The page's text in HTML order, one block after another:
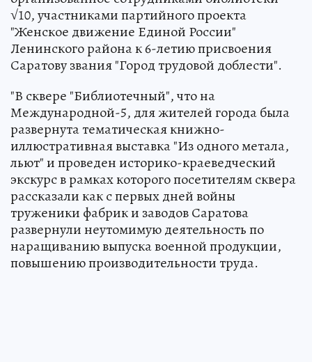
√10, участниками партийного проекта
"Женское движение Единой России"
Ленинского района к 6-летию присвоения
Саратову звания "Город трудовой доблести".
"В сквере "Библиотечный", что на
Международной-5, для жителей города была
развернута тематическая книжно-
иллюстративная выставка "Из одного метала,
льют" и проведен историко-краеведческий
экскурс в рамках которого посетителям сквера
рассказали как с первых дней войны
труженики фабрик и заводов Саратова
развернули неутомимую деятельность по
наращиванию выпуска военной продукции,
повышению производительности труда.